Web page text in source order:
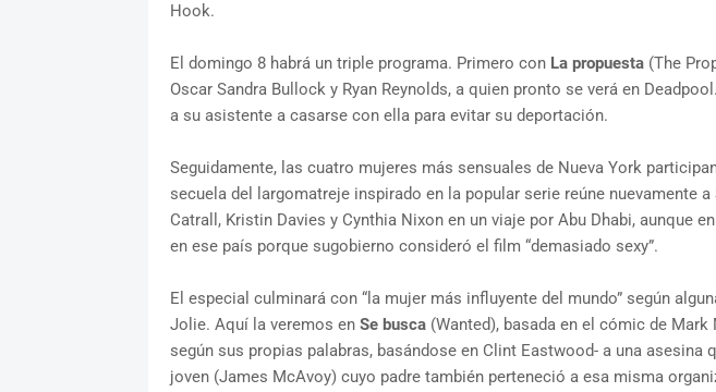
Hook.
El domingo 8 habrá un triple programa. Primero con La propuesta(The
Oscar Sandra Bullock y Ryan Reynolds, a quien pronto se verá en
a su asistente a casarse con ella para evitar su deportación.
Seguidamente, las cuatro mujeres más sensuales de Nueva York
secuela del largomatreje inspirado en la popular serie reúne nuevamente a
Catrall, Kristin Davies y Cynthia Nixon en un viaje por Abu Dhabi, aunque
en ese país porque sugobierno consideró el film “demasiado sexy”.
El especial culminará con “la mujer más influyente del mundo” según
Jolie. Aquí la veremos en Se busca(Wanted), basada en el cómic de
según sus propias palabras, basándose en Clint Eastwood- a una asesina
joven (James McAvoy) cuyo padre también perteneció a esa misma